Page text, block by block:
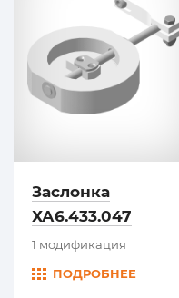
Заслонка
ХА6.433.047
1 модификация
ПОДРОБНЕЕ